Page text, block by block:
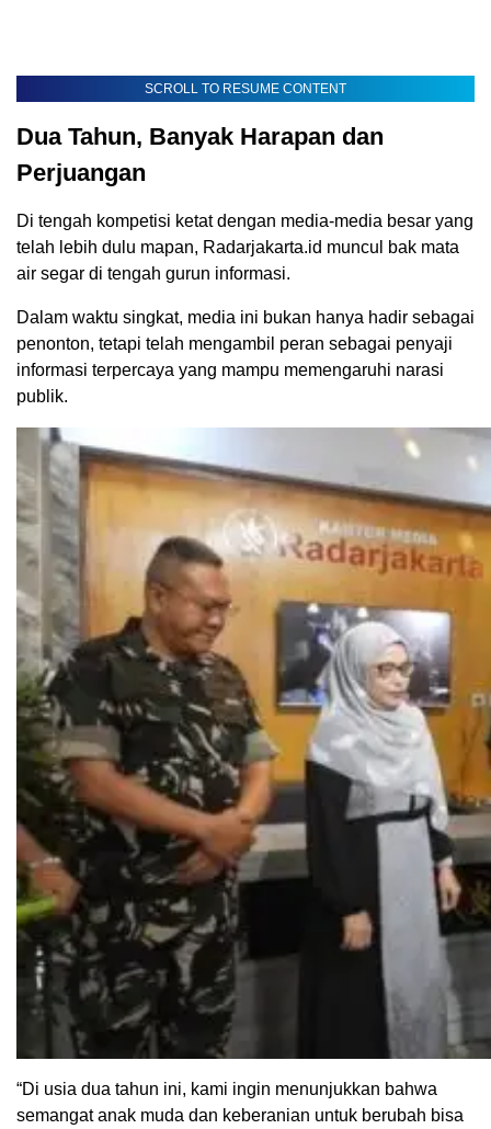
SCROLL TO RESUME CONTENT
Dua Tahun, Banyak Harapan dan
Perjuangan
Di tengah kompetisi ketat dengan media-media besar yang
telah lebih dulu mapan, Radarjakarta.id muncul bak mata
air segar di tengah gurun informasi.
Dalam waktu singkat, media ini bukan hanya hadir sebagai
penonton, tetapi telah mengambil peran sebagai penyaji
informasi terpercaya yang mampu memengaruhi narasi
publik.
“Di usia dua tahun ini, kami ingin menunjukkan bahwa
semangat anak muda dan keberanian untuk berubah bisa